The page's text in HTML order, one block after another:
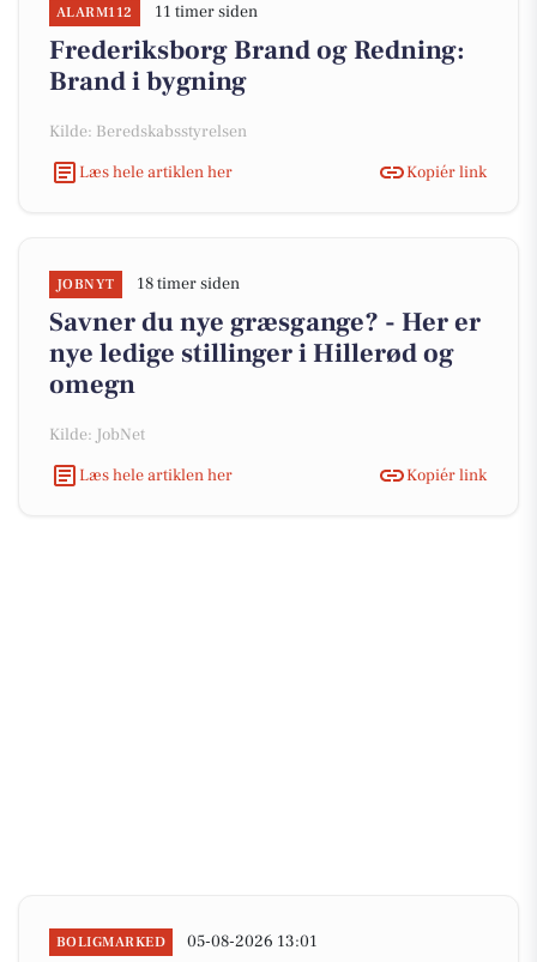
ALARM112 11 timer siden
Frederiksborg Brand og Redning:
Brand i bygning
Kilde: Beredskabsstyrelsen
Læs hele artiklen her
Kopiér link
JOBNYT 18 timer siden
Savner du nye græsgange? - Her er
nye ledige stillinger i Hillerød og
omegn
Kilde: JobNet
Læs hele artiklen her
Kopiér link
BOLIGMARKED 05-08-2026 13:01